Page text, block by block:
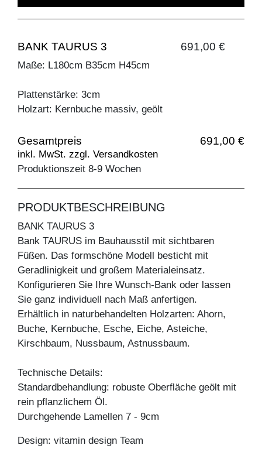
BANK TAURUS 3 691,00 €
Maße: L180cm B35cm H45cm
Plattenstärke: 3cm
Holzart: Kernbuche massiv, geölt
Gesamtpreis 691,00 €
inkl. MwSt. zzgl. Versandkosten
Produktionszeit 8-9 Wochen
PRODUKTBESCHREIBUNG
BANK TAURUS 3
Bank TAURUS im Bauhausstil mit sichtbaren
Füßen. Das formschöne Modell besticht mit
Geradlinigkeit und großem Materialeinsatz.
Konfigurieren Sie Ihre Wunsch-Bank oder lassen
Sie ganz individuell nach Maß anfertigen.
Erhältlich in naturbehandelten Holzarten: Ahorn,
Buche, Kernbuche, Esche, Eiche, Asteiche,
Kirschbaum, Nussbaum, Astnussbaum.
Technische Details:
Standardbehandlung: robuste Oberfläche geölt mit
rein pflanzlichem Öl.
Durchgehende Lamellen 7 - 9cm
Design: vitamin design Team